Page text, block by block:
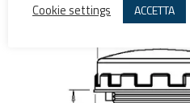
Cookie settings
ACCETTA